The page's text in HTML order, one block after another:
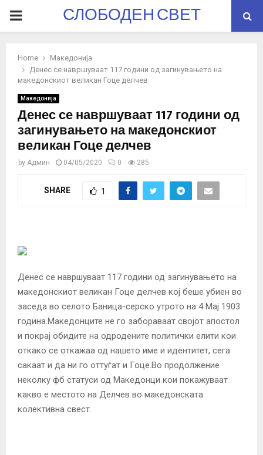
PRIMARYСЛОБОДЕН СВЕТ
Home
Македонија
Денес се навршуваат 117 години од загинувањето на
македонскиот великан Гоце делчев
Македонија
Денес се навршуваат 117 години од
загинувањето на македонскиот
великан Гоце делчев
by Админ 04/05/2020 0 285
SHARE 1
Денес се навршуваат 117 години од загинувањето на
македонскиот великан Гоце делчев кој беше убиен во
заседа во селото Баница-серско утрото на 4 Мај 1903
година.Македонците не го забораваат својот апостол
и покрај обидите на одродените политички елити кои
откако се откажаа од нашето име и идентитет, сега
сакаат и да ни го оттуѓат и Гоце.Во продолжение
неколку фб статуси од Македонци кои покажуваат
какво е местото на Делчев во македонската
колективна свест.